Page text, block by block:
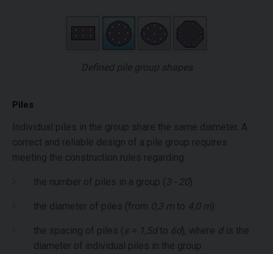
Defined pile group shapes
Piles
Individual piles in the group share the same diameter. A
correct and reliable design of a pile group requires
meeting the construction rules regarding:
the number of piles in a group ( 3 - 20)
the diameter of piles (from 0,3 m to 4,0 m)
the spacing of piles ( s = 1,5dto 6d), where dis the
diameter of individual piles in the group